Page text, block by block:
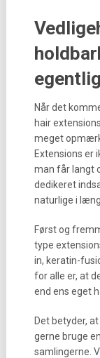
Når det
hair
meget
Extensions er
man får langt
dedikeret
naturlige i
Først og
type
in, keratin-
for alle er, at
end ens eget
Det betyder,
gerne bruge
samlingerne.